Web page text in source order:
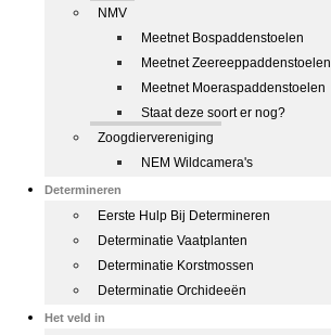
NMV
Meetnet Bospaddenstoelen
Meetnet Zeereeppaddenstoelen
Meetnet Moeraspaddenstoelen
Staat deze soort er nog?
Zoogdiervereniging
NEM Wildcamera's
Determineren
Eerste Hulp Bij Determineren
Determinatie Vaatplanten
Determinatie Korstmossen
Determinatie Orchideeën
Het veld in